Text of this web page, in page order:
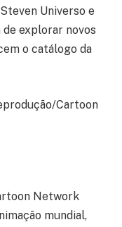
Universo e
explorar novos
o catálogo da
Cartoon
Network
mundial,